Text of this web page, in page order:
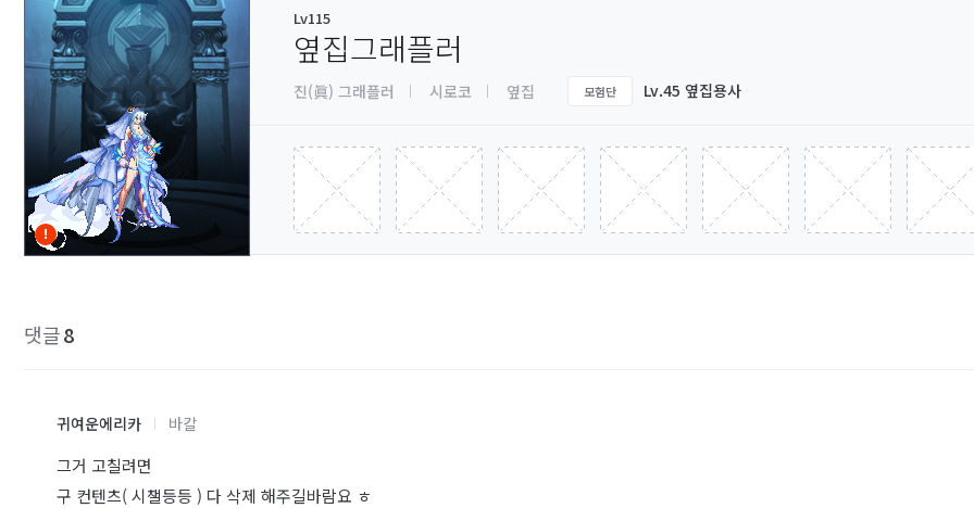
Lv115
옆집그래플러
진(眞) 그래플러 시로코 옆집 모험단 Lv.45 옆집용사
댓글8
귀여운에리카 바칼
그거 고칠려면
구 컨텐츠( 시챌등등 ) 다 삭제 해주길바람요 ㅎ